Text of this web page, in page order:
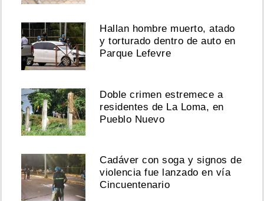
Hallan hombre muerto, atado
y torturado dentro de auto en
Parque Lefevre
Doble crimen estremece a
residentes de La Loma, en
Pueblo Nuevo
Cadáver con soga y signos de
violencia fue lanzado en vía
Cincuentenario